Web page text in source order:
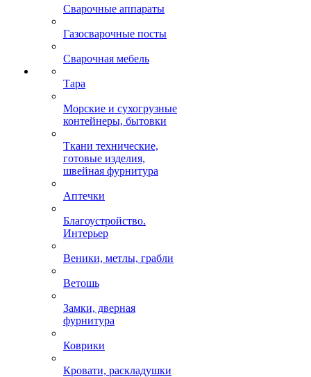
Сварочные аппараты
Газосварочные посты
Сварочная мебель
Тара
Морские и сухогрузные
контейнеры, бытовки
Ткани технические,
готовые изделия,
швейная фурнитура
Аптечки
Благоустройство.
Интерьер
Веники, метлы, грабли
Ветошь
Замки, дверная
фурнитура
Коврики
Кровати, раскладушки